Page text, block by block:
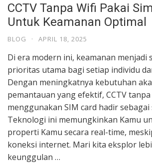
CCTV Tanpa Wifi Pakai
Untuk Keamanan Optimal
BLOG · APRIL 18, 2025
Di era modern ini, keamanan menjadi
prioritas utama bagi setiap individu
Dengan meningkatnya kebutuhan
pemantauan yang efektif, CCTV tanpa
menggunakan SIM card hadir sebagai
Teknologi ini memungkinkan Kamu
properti Kamu secara real-time,
koneksi internet. Mari kita eksplor
keunggulan …